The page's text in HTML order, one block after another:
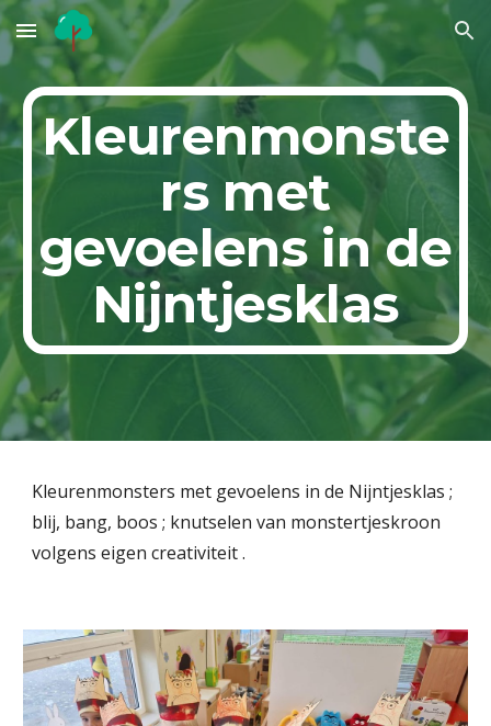
Skip to main content Skip to navigation
Kleurenmonste
rs met
gevoelens in de
Nijntjesklas
Kleurenmonsters met gevoelens in de Nijntjesklas ;
blij, bang, boos ; knutselen van monstertjeskroon
volgens eigen creativiteit .